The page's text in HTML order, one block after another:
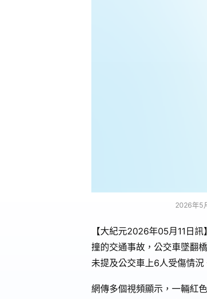
2026年5
【大紀元2026年05月11日
撞的交通事故，公交車墜翻
未提及公交車上6人受傷情況
網傳多個視頻顯示，一輛紅